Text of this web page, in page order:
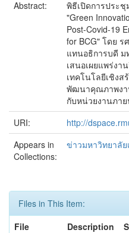
Abstract:
พิธีเปิดการประ
"Green
Post-Covid-19
for BCG" โดย
แทนอธิการบดี ม
เสนอเผยแพร่ง
เทคโนโลยีเชิงส
พัฒนาคุณภาพงา
กับหน่วยงานภา
URI:
http://
Appears in
Collections:
ข่าวมหาวิทยาลั
Files in This Item:
File
Description